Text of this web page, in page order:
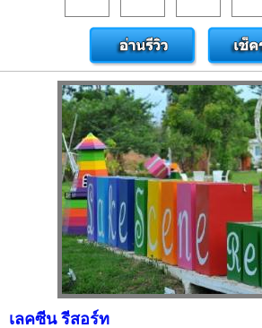
เลคซีน รีสอร์ท